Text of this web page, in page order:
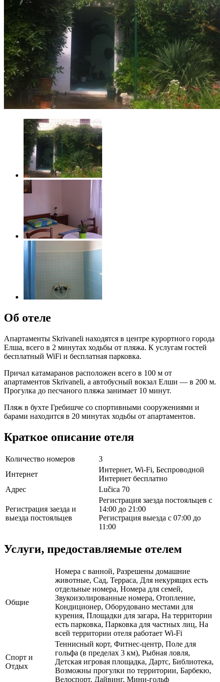
Об отеле
Апартаменты Skrivaneli находятся в центре курортного города
Елша, всего в 2 минутах ходьбы от пляжа. К услугам гостей
бесплатный WiFi и бесплатная парковка.
Причал катамаранов расположен всего в 100 м от
апартаментов Skrivaneli, а автобусный вокзал Елши — в 200 м.
Прогулка до песчаного пляжа занимает 10 минут.
Пляж в бухте Гребишче со спортивными сооружениями и
барами находится в 20 минутах ходьбы от апартаментов.
Краткое описание отеля
Количество номеров
3
Интернет
Интернет, Wi-Fi, Беспроводной
Интернет бесплатно
Адрес
Lučica 70
Регистрация заезда и
выезда постояльцев
Регистрация заезда постояльцев с
14:00 до 21:00
Регистрация выезда с 07:00 до
11:00
Услуги, предоставляемые отелем
Общие
Номера с ванной, Разрешены домашние
животные, Сад, Терраса, Для некурящих есть
отдельные номера, Номера для семей,
Звукоизолированные номера, Отопление,
Кондиционер, Оборудовано местами для
курения, Площадки для загара, На территории
есть парковка, Парковка для частных лиц, На
всей территории отеля работает Wi-Fi
Спорт и
Отдых
Теннисный корт, Фитнес-центр, Поле для
гольфа (в пределах 3 км), Рыбная ловля,
Детская игровая площадка, Дартс, Библиотека,
Возможны прогулки по территории, Барбекю,
Велоспорт, Дайвинг, Мини-гольф